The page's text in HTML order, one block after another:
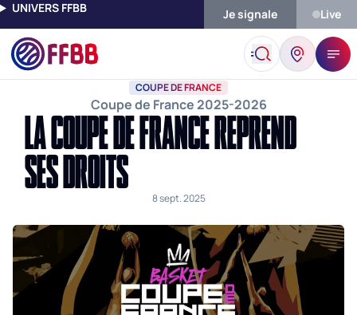
UNIVERS FFBB Je signale Live
Accueil Actualités La Coupe De France
COUPE DE FRANCE
Coupe de France 2025-2026
LA COUPE DE FRANCE REPREND
SES DROITS
8 sept. 2025